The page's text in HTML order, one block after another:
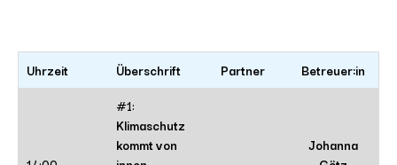
Uhrzeit Überschrift Partner Betreuer:in
#1:
Klimaschutz
kommt von
Johanna